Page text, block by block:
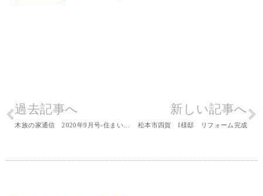
過去記事へ
木族の家通信 2020年9月号-住まいと暮らしの情報誌
新しい記事へ
松本市四賀 I様邸 リフォーム完成